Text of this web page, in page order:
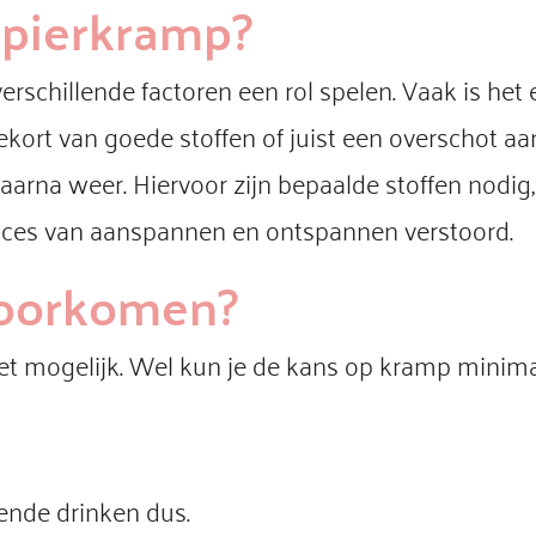
factoren een rol spelen. Vaak is
van goede stoffen of juist een overschot
weer. Hiervoor zijn bepaalde stoffen
van aanspannen en ontspannen verstoord.
mogelijk. Wel kun je de kans op kramp
drinken dus.